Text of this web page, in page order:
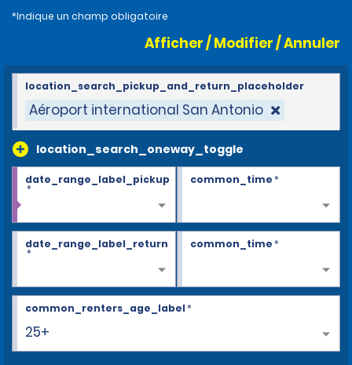
*Indique un champ obligatoire
Afficher / Modifier / Annuler
Aéroport international San Antonio
location_search_oneway_toggle
location_search_pickup_and_return_placeholder
date_range_label_pickup
*
common_time*
date_range_label_return
*
common_time*
25+
common_renters_age_label*